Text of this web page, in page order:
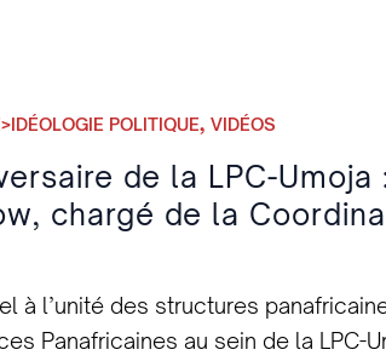
u-livre-part2-marlette1_news]
POLITIQUE, VIDÉOS
de la LPC-
chargé de la
à l’unité des structures
Panafricaines au sein de la LPC-